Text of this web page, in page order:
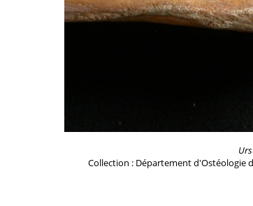
Collection : Département d'Ostéologie